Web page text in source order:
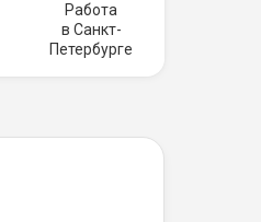
Работа
в Санкт-
Петербурге